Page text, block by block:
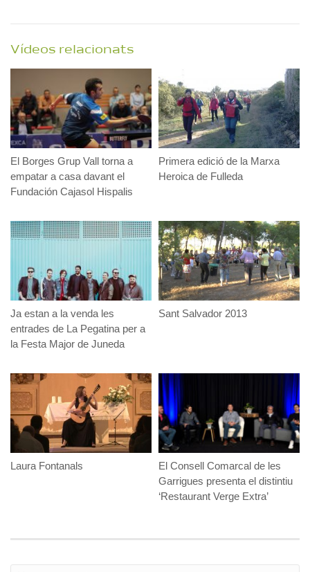
Vídeos relacionats
El Borges Grup Vall torna a
empatar a casa davant el
Fundación Cajasol Hispalis
Primera edició de la Marxa
Heroica de Fulleda
Ja estan a la venda les
entrades de La Pegatina per a
la Festa Major de Juneda
Sant Salvador 2013
Laura Fontanals
El Consell Comarcal de les
Garrigues presenta el distintiu
‘Restaurant Verge Extra’